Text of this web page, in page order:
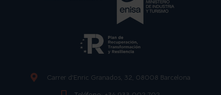
Carrer d'Enric Granados, 32, 08008 Barcelona